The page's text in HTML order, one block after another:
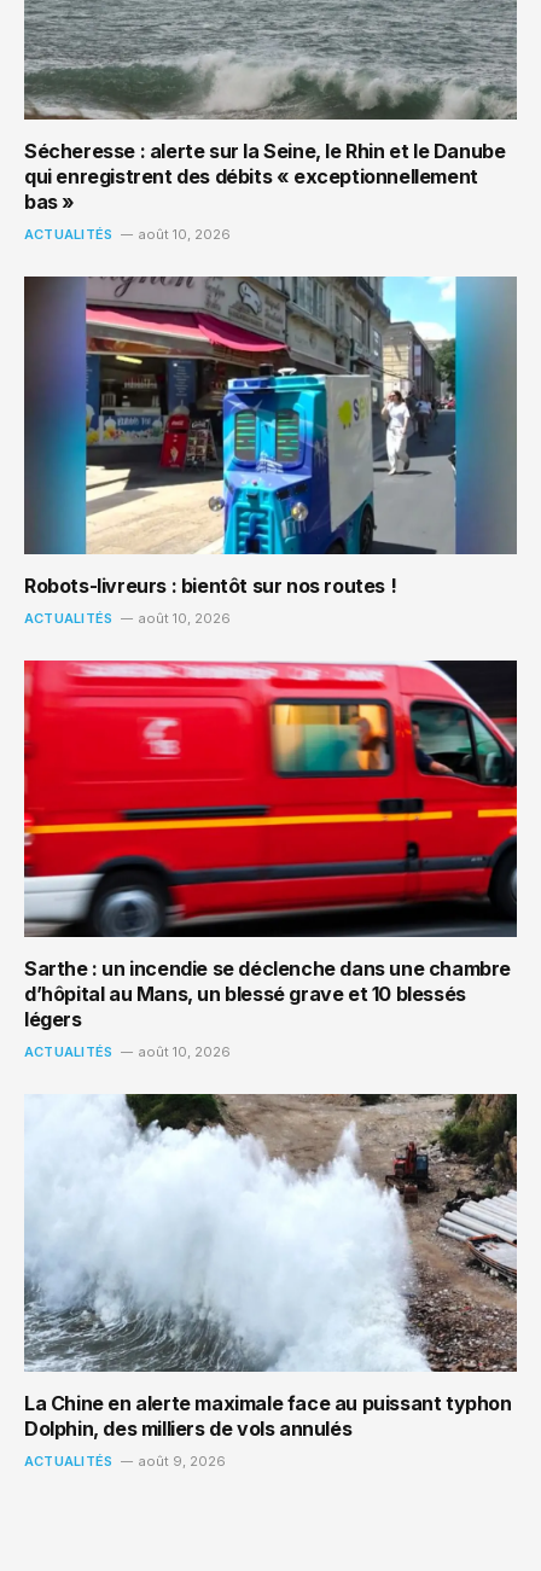
Sécheresse : alerte sur la Seine, le Rhin et le Danube
qui enregistrent des débits « exceptionnellement
bas »
ACTUALITÉS août 10, 2026
Robots-livreurs : bientôt sur nos routes !
ACTUALITÉS août 10, 2026
Sarthe : un incendie se déclenche dans une chambre
d’hôpital au Mans, un blessé grave et 10 blessés
légers
ACTUALITÉS août 10, 2026
La Chine en alerte maximale face au puissant typhon
Dolphin, des milliers de vols annulés
ACTUALITÉS août 9, 2026